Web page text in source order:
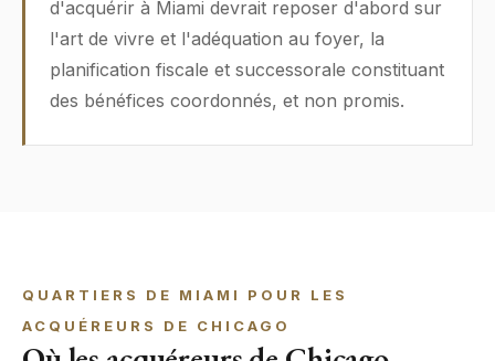
d'acquérir à Miami devrait reposer d'abord sur
l'art de vivre et l'adéquation au foyer, la
planification fiscale et successorale constituant
des bénéfices coordonnés, et non promis.
QUARTIERS DE MIAMI POUR LES
ACQUÉREURS DE CHICAGO